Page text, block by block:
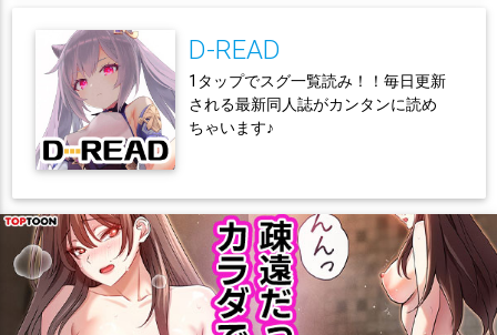
D-READ
1タップでスグ一覧読み！！毎日更新
される最新同人誌がカンタンに読め
ちゃいます♪